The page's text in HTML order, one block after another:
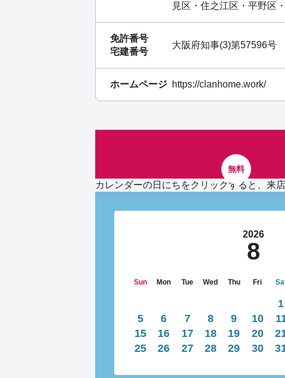
見区・住之江区・平野区
免許番号
宅建番号
大阪府知事(3)第57596号
ホームページ https://clanhome.work/
無料
カレンダーの日にちをクリックすると、来
2026
8
Sun Mon Tue Wed Thu Fri
1
5
6 7 8 9 10
15
16 17 18 19 20
25
26 27 28 29 30